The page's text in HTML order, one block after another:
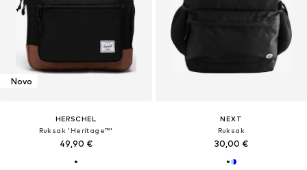
Novo
HERSCHEL
Ruksak 'Heritage™'
49,90 €
NEXT
Ruksak
30,00 €